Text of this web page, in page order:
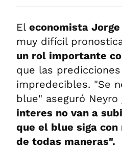
El economista
muy difícil
un rol importante
que las
impredecibles. "Se
blue" aseguró
interes no van a
que el blue siga
de todas maneras".